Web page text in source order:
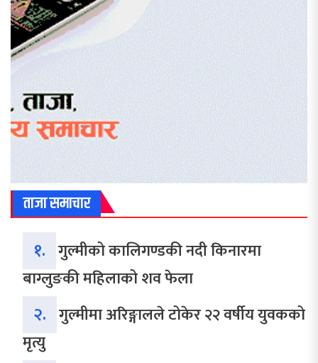
ताजा समाचार
१. गुल्मीको कालिगण्डकी नदी किनारमा
बाग्लुङकी महिलाको शव फेला
२. गुल्मीमा अरिङ्गालले टोकेर २२ वर्षीय युवकको
मृत्यु